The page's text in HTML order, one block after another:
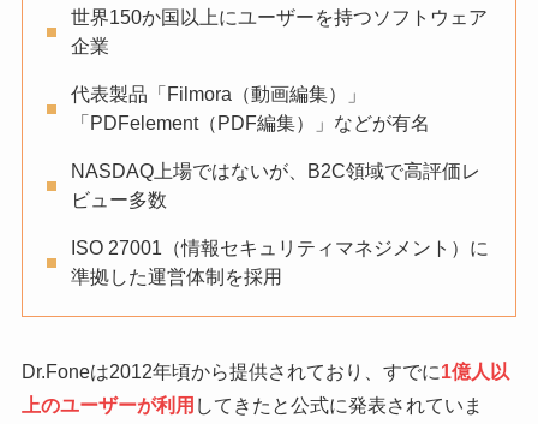
世界150か国以上にユーザーを持つソフトウェア
企業
代表製品「Filmora（動画編集）」
「PDFelement（PDF編集）」などが有名
NASDAQ上場ではないが、B2C領域で高評価レ
ビュー多数
ISO 27001（情報セキュリティマネジメント）に
準拠した運営体制を採用
Dr.Foneは2012年頃から提供されており、すでに1億人以
上のユーザーが利用 してきたと公式に発表されていま